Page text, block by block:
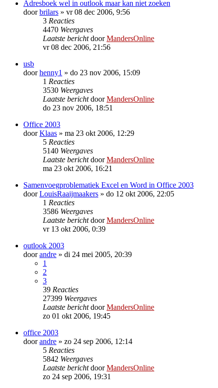
Adresboek wel in outlook maar kan niet zoeken
doorbrilars » vr 08 dec 2006, 9:56
3 Reacties
4470 Weergaves
Laatste berichtdoorMandersOnline
vr 08 dec 2006, 21:56
usb
doorhenny1 » do 23 nov 2006, 15:09
1 Reacties
3530 Weergaves
Laatste berichtdoorMandersOnline
do 23 nov 2006, 18:51
Office 2003
doorKlaas » ma 23 okt 2006, 12:29
5 Reacties
5140 Weergaves
Laatste berichtdoorMandersOnline
ma 23 okt 2006, 16:21
Samenvoegproblematiek Excel en Word in Office 2003
doorLouisRaaijmaakers » do 12 okt 2006, 22:05
1 Reacties
3586 Weergaves
Laatste berichtdoorMandersOnline
vr 13 okt 2006, 0:39
outlook 2003
doorandre » di 24 mei 2005, 20:39
1
2
3
39 Reacties
27399 Weergaves
Laatste berichtdoorMandersOnline
zo 01 okt 2006, 19:45
office 2003
doorandre » zo 24 sep 2006, 12:14
5 Reacties
5842 Weergaves
Laatste berichtdoorMandersOnline
zo 24 sep 2006, 19:31